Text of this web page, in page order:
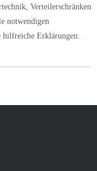
Verteilerschränken
notwendigen
hilfreiche Erklärungen.